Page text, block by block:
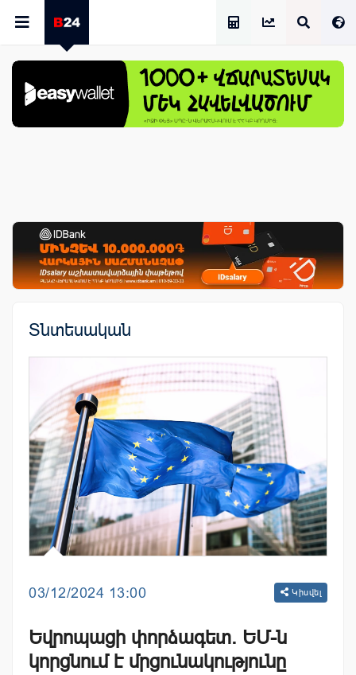
Տնտեսական
03/12/2024 13:00 Կիսվել
Եվրոպացի փորձագետ. ԵՄ-ն
կորցնում է մրցունակությունը